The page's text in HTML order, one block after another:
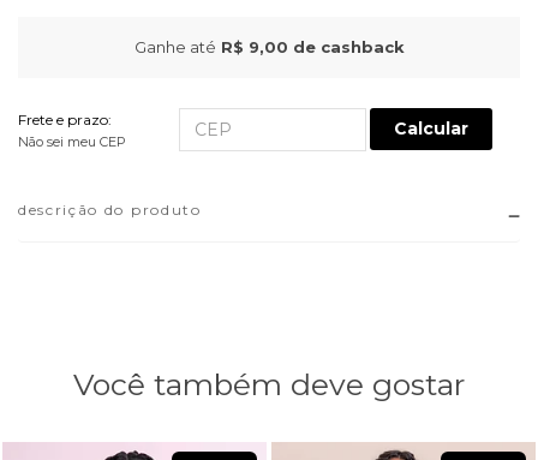
Ganhe até R$ 9,00 de cashback
Frete e prazo:
Não sei meu CEP
Calcular
descrição do produto
Você também deve gostar